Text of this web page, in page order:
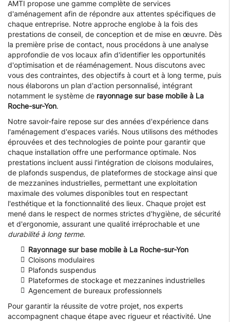
AMTI propose une gamme complète de services
d'aménagement afin de répondre aux attentes spécifiques de
chaque entreprise. Notre approche englobe à la fois des
prestations de conseil, de conception et de mise en œuvre. Dès
la première prise de contact, nous procédons à une analyse
approfondie de vos locaux afin d'identifier les opportunités
d'optimisation et de réaménagement. Nous discutons avec
vous des contraintes, des objectifs à court et à long terme, puis
nous élaborons un plan d'action personnalisé, intégrant
notamment le système de rayonnage sur base mobile à La
Roche-sur-Yon.
Notre savoir-faire repose sur des années d'expérience dans
l'aménagement d'espaces variés. Nous utilisons des méthodes
éprouvées et des technologies de pointe pour garantir que
chaque installation offre une performance optimale. Nos
prestations incluent aussi l'intégration de cloisons modulaires,
de plafonds suspendus, de plateformes de stockage ainsi que
de mezzanines industrielles, permettant une exploitation
maximale des volumes disponibles tout en respectant
l'esthétique et la fonctionnalité des lieux. Chaque projet est
mené dans le respect de normes strictes d'hygiène, de sécurité
et d'ergonomie, assurant une qualité irréprochable et une
durabilité à long terme.
Rayonnage sur base mobile à La Roche-sur-Yon
Cloisons modulaires
Plafonds suspendus
Plateformes de stockage et mezzanines industrielles
Agencement de bureaux professionnels
Pour garantir la réussite de votre projet, nos experts
accompagnent chaque étape avec rigueur et réactivité. Une